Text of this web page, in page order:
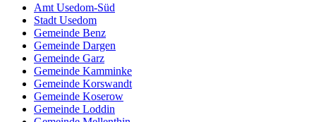
Amt Usedom-Süd
Stadt Usedom
Gemeinde Benz
Gemeinde Dargen
Gemeinde Garz
Gemeinde Kamminke
Gemeinde Korswandt
Gemeinde Koserow
Gemeinde Loddin